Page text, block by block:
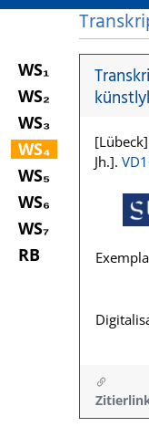
WS₁
WS₂
WS₃
WS₄
WS₅
WS₆
WS₇
RB
Jh.].